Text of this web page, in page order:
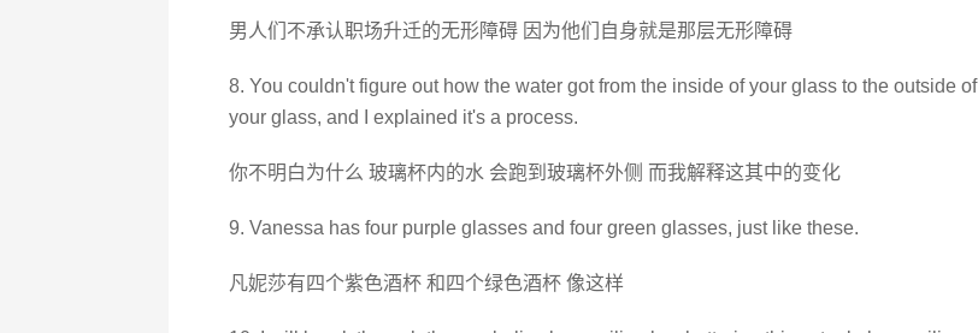
男人们不承认职场升迁的无形障碍 因为他们自身就是那层无形障碍
8. You couldn't figure out how the water got from the inside of your glass to the outside of
your glass, and I explained it's a process.
你不明白为什么 玻璃杯内的水 会跑到玻璃杯外侧 而我解释这其中的变化
9. Vanessa has four purple glasses and four green glasses, just like these.
凡妮莎有四个紫色酒杯 和四个绿色酒杯 像这样